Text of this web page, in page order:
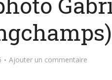
Ajouter un commentaire